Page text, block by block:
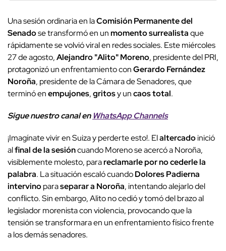
Una sesión ordinaria en laComisión Permanente del
Senadose transformó en unmomento surrealistaque
rápidamente se volvió viral en redes sociales. Este miércoles
27 de agosto,Alejandro "Alito" Moreno, presidente del PRI,
protagonizó un enfrentamiento conGerardo Fernández
Noroña, presidente de la Cámara de Senadores, que
terminó enempujones,gritosy uncaos total.
Sigue nuestro canal en WhatsApp Channels
¡Imagínate vivir en Suiza y perderte esto!. Elaltercadoinició
alfinal de la sesióncuando Moreno se acercó a Noroña,
visiblemente molesto, parareclamarle por no cederle la
palabra. La situación escaló cuandoDolores Padierna
intervinoparaseparar a Noroña, intentando alejarlo del
conflicto. Sin embargo, Alito no cedió y tomó del brazo al
legislador morenista con violencia, provocando que la
tensión se transformara en un enfrentamiento físico frente
a los demás senadores.